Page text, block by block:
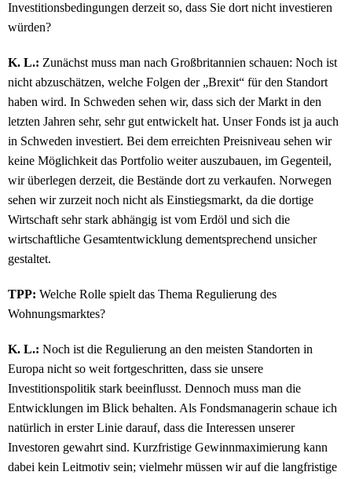
Investitionsbedingungen derzeit so, dass Sie dort nicht investieren
würden?
K. L.: Zunächst muss man nach Großbritannien schauen: Noch ist
nicht abzuschätzen, welche Folgen der „Brexit“ für den Standort
haben wird. In Schweden sehen wir, dass sich der Markt in den
letzten Jahren sehr, sehr gut entwickelt hat. Unser Fonds ist ja auch
in Schweden investiert. Bei dem erreichten Preisniveau sehen wir
keine Möglichkeit das Portfolio weiter auszubauen, im Gegenteil,
wir überlegen derzeit, die Bestände dort zu verkaufen. Norwegen
sehen wir zurzeit noch nicht als Einstiegsmarkt, da die dortige
Wirtschaft sehr stark abhängig ist vom Erdöl und sich die
wirtschaftliche Gesamtentwicklung dementsprechend unsicher
gestaltet.
TPP: Welche Rolle spielt das Thema Regulierung des
Wohnungsmarktes?
K. L.: Noch ist die Regulierung an den meisten Standorten in
Europa nicht so weit fortgeschritten, dass sie unsere
Investitionspolitik stark beeinflusst. Dennoch muss man die
Entwicklungen im Blick behalten. Als Fondsmanagerin schaue ich
natürlich in erster Linie darauf, dass die Interessen unserer
Investoren gewahrt sind. Kurzfristige Gewinnmaximierung kann
dabei kein Leitmotiv sein; vielmehr müssen wir auf die langfristige